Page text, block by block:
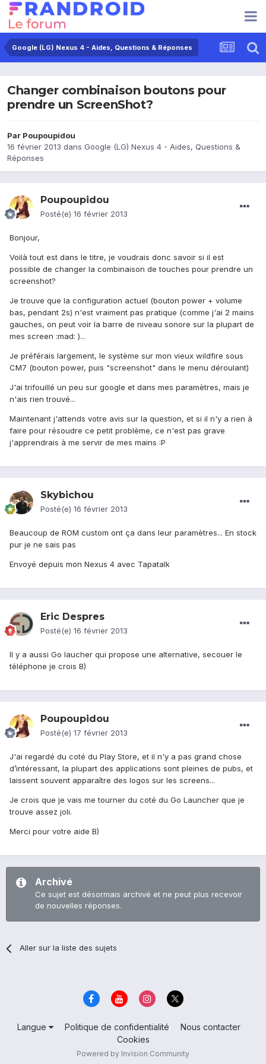
Google (LG) Nexus 4 - Aides, Questions & Réponses
Changer combinaison boutons pour
prendre un ScreenShot?
Par Poupoupidou
16 février 2013 dans Google (LG) Nexus 4 - Aides, Questions &
Réponses
Poupoupidou
Posté(e) 16 février 2013
Bonjour,
Voilà tout est dans le titre, je voudrais donc savoir si il est
possible de changer la combinaison de touches pour prendre un
screenshot?
Je trouve que la configuration actuel (bouton power + volume
bas, pendant 2s) n'est vraiment pas pratique (comme j'ai 2 mains
gauches, on peut voir la barre de niveau sonore sur la plupart de
mes screen :mad: )...
Je préférais largement, le système sur mon vieux wildfire sous
CM7 (bouton power, puis "screenshot" dans le menu déroulant)
J'ai trifouillé un peu sur google et dans mes paramètres, mais je
n'ais rien trouvé...
Maintenant j'attends votre avis sur la question, et si il n'y a rien à
faire pour résoudre ce petit problème, ce n'est pas grave
j'apprendrais à me servir de mes mains :P
Skybichou
Posté(e) 16 février 2013
Beaucoup de ROM custom ont ça dans leur paramètres... En stock
pur je ne sais pas
Envoyé depuis mon Nexus 4 avec Tapatalk
Eric Despres
Posté(e) 16 février 2013
Il y a aussi Go laucher qui propose une alternative, secouer le
téléphone je crois B)
Poupoupidou
Posté(e) 17 février 2013
J'ai regardé du coté du Play Store, et il n'y a pas grand chose
d’intéressant, la plupart des applications sont pleines de pubs, et
laissent souvent apparaître des logos sur les screens...
Je crois que je vais me tourner du coté du Go Launcher que je
trouve assez joli.
Merci pour votre aide B)
Archivé
Ce sujet est désormais archivé et ne peut plus recevoir
de nouvelles réponses.
Aller sur la liste des sujets
Langue Politique de confidentialité
Nous contacter
Cookies
Powered by Invision Community